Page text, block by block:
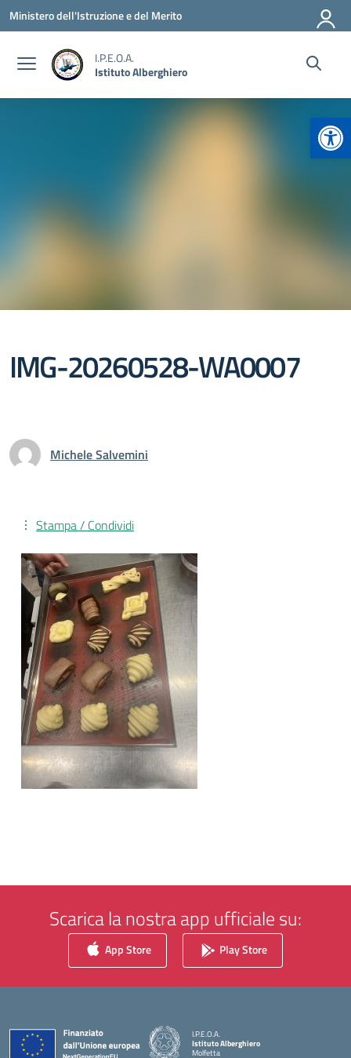
Vai ai contenuti
Vai al menu di navigazione
Vai al footer
Ministero dell'Istruzione e del Merito
I.P.E.O.A.
Istituto Alberghiero
IMG-20260528-WA0007
Michele Salvemini
Stampa / Condividi
Scarica la nostra app ufficiale su:
App Store Play Store
I.P.E.O.A.
Istituto Alberghiero
Molfetta